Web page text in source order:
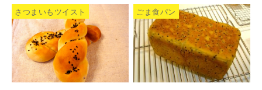
さつまいもツイスト ごま食パン